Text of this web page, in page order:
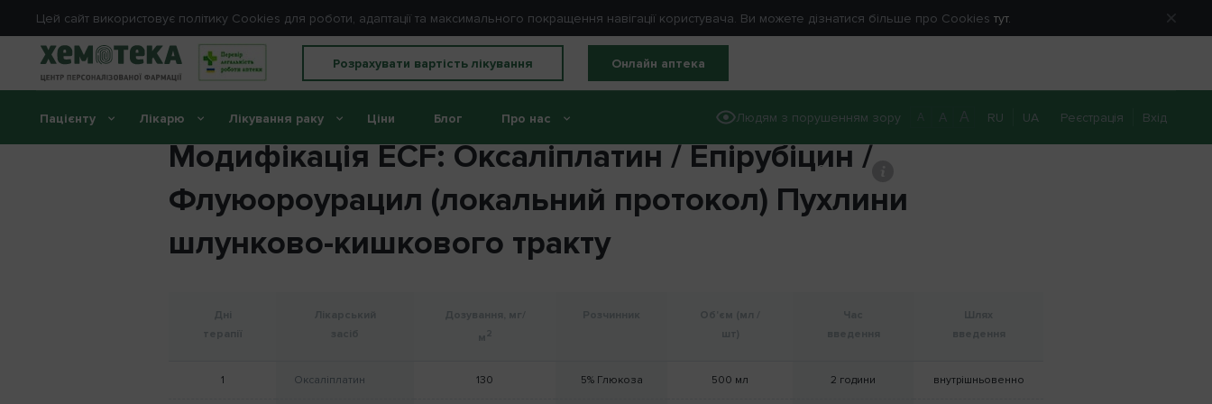
Цей сайт використовує політику Cookies для роботи, адаптації та максимального покращення навігації користувача. Ви можете дізнатися більше про Cookies тут.
Розрахувати вартість лікування Онлайн аптека
Людям з порушенням зору A A RU UA Реєстрація Вхід
Пацієнту Лікарю Лікування раку Ціни Блог Про нас
Модифікація ЕСF: Оксаліплатин / Епірубіцин /
Флуюороурацил (локальний протокол) Пухлини
шлунково-кишкового тракту
1 Оксаліплатин 130 5% Глюкоза 500 мл 2 години внутрішньовенно